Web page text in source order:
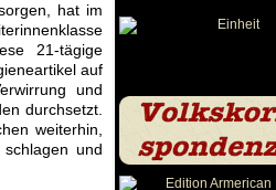
hat im
21-tägige
auf
und
durchsetzt.
weiterhin,
und